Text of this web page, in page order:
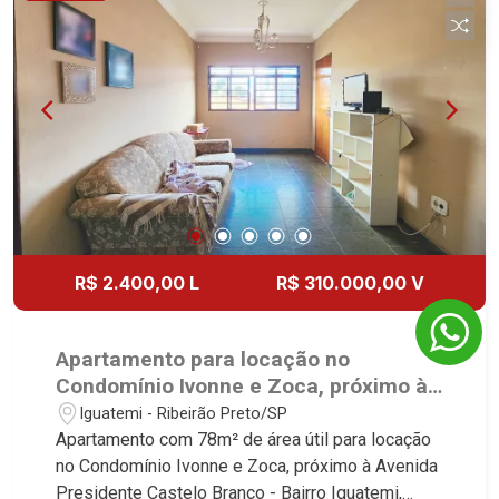
R$ 2.400,00 L R$ 310.000,00 V
Apartamento para locação no
Condomínio Ivonne e Zoca, próximo à
Avenida Presidente Castelo Branco -
Ribeirão Preto/SP.
Iguatemi - Ribeirão Preto/SP
Apartamento com 78m² de área útil para locação
no Condomínio Ivonne e Zoca, próximo à Avenida
Presidente Castelo Branco - Bairro Iguatemi,